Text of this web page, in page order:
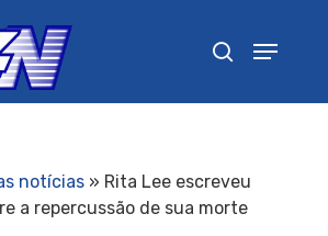
notícias» Rita Lee escreveu
a repercussão de sua morte